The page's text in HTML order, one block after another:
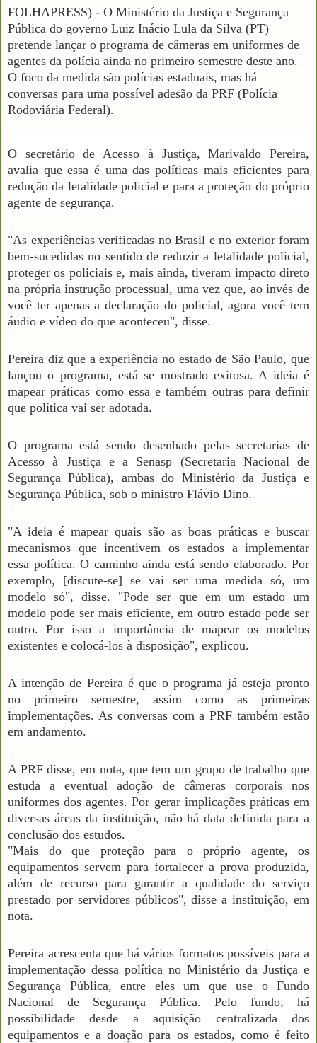
FOLHAPRESS) - O Ministério da Justiça e Segurança
Pública do governo Luiz Inácio Lula da Silva (PT)
pretende lançar o programa de câmeras em uniformes de
agentes da polícia ainda no primeiro semestre deste ano.
O foco da medida são polícias estaduais, mas há
conversas para uma possível adesão da PRF (Polícia
Rodoviária Federal).
O secretário de Acesso à Justiça, Marivaldo Pereira,
avalia que essa é uma das políticas mais eficientes para
redução da letalidade policial e para a proteção do próprio
agente de segurança.
"As experiências verificadas no Brasil e no exterior foram
bem-sucedidas no sentido de reduzir a letalidade policial,
proteger os policiais e, mais ainda, tiveram impacto direto
na própria instrução processual, uma vez que, ao invés de
você ter apenas a declaração do policial, agora você tem
áudio e vídeo do que aconteceu", disse.
Pereira diz que a experiência no estado de São Paulo, que
lançou o programa, está se mostrado exitosa. A ideia é
mapear práticas como essa e também outras para definir
que política vai ser adotada.
O programa está sendo desenhado pelas secretarias de
Acesso à Justiça e a Senasp (Secretaria Nacional de
Segurança Pública), ambas do Ministério da Justiça e
Segurança Pública, sob o ministro Flávio Dino.
"A ideia é mapear quais são as boas práticas e buscar
mecanismos que incentivem os estados a implementar
essa política. O caminho ainda está sendo elaborado. Por
exemplo, [discute-se] se vai ser uma medida só, um
modelo só", disse. "Pode ser que em um estado um
modelo pode ser mais eficiente, em outro estado pode ser
outro. Por isso a importância de mapear os modelos
existentes e colocá-los à disposição", explicou.
A intenção de Pereira é que o programa já esteja pronto
no primeiro semestre, assim como as primeiras
implementações. As conversas com a PRF também estão
em andamento.
A PRF disse, em nota, que tem um grupo de trabalho que
estuda a eventual adoção de câmeras corporais nos
uniformes dos agentes. Por gerar implicações práticas em
diversas áreas da instituição, não há data definida para a
conclusão dos estudos.
"Mais do que proteção para o próprio agente, os
equipamentos servem para fortalecer a prova produzida,
além de recurso para garantir a qualidade do serviço
prestado por servidores públicos", disse a instituição, em
nota.
Pereira acrescenta que há vários formatos possíveis para a
implementação dessa política no Ministério da Justiça e
Segurança Pública, entre eles um que use o Fundo
Nacional de Segurança Pública. Pelo fundo, há
possibilidade desde a aquisição centralizada dos
equipamentos e a doação para os estados, como é feito